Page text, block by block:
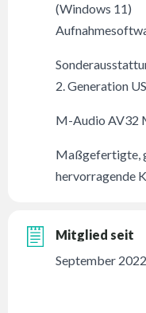
(Windows 11)
2. Generation
M-Audio AV32
Maßgefertigte,
hervorragende
Mitglied seit
September 2022